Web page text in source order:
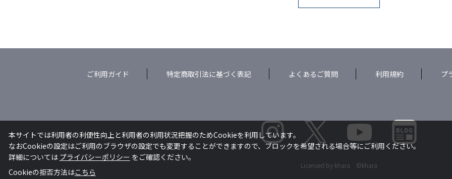
ご利用ガイド 特定商取引法に基づく表記 よくあるご質問 利用規約 プ
Licensed by khara ©khara
本サイトでは利用者の利便性向上と利用者の利用状況把握のためCookieを利用しています。
なおCookieの設定はご利用のブラウザの設定でも変更することができますので、ブロックを希望される場合等にご利用ください。
詳細については プライバシーポリシー をご確認ください。
Cookieの拒否方法はこちら